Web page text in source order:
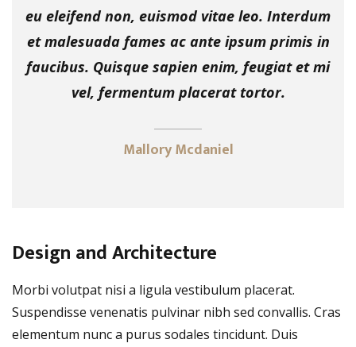
eu eleifend non, euismod vitae leo. Interdum
et malesuada fames ac ante ipsum primis in
faucibus. Quisque sapien enim, feugiat et mi
vel, fermentum placerat tortor.
Mallory Mcdaniel
Design and Architecture
Morbi volutpat nisi a ligula vestibulum placerat.
Suspendisse venenatis pulvinar nibh sed convallis. Cras
elementum nunc a purus sodales tincidunt. Duis